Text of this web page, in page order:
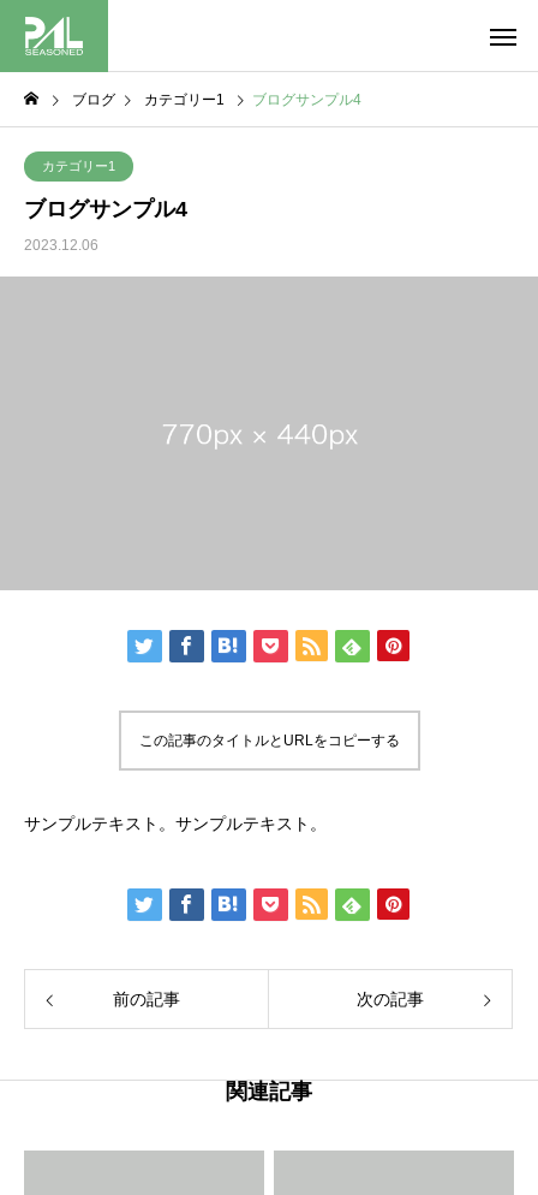
ブログ カテゴリー1 ブログサンプル4
カテゴリー1
ブログサンプル4
2023.12.06
この記事のタイトルとURLをコピーする
サンプルテキスト。サンプルテキスト。
前の記事 次の記事
関連記事